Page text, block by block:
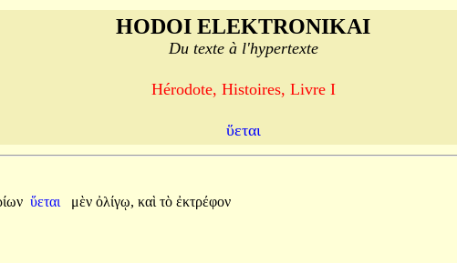
HODOI ELEKTRONIKAI
Du texte à l'hypertexte
Hérodote, Histoires, Livre I
ὕεται
ὕεται μὲν ὀλίγῳ, καὶ τὸ ἐκτρέφον